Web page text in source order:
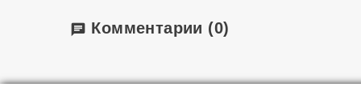
chat Комментарии (0)